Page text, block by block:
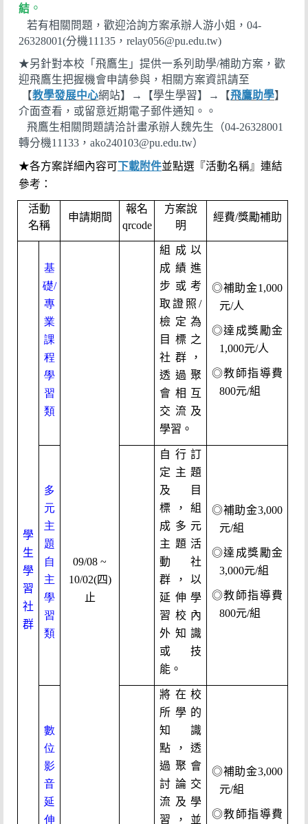
結 。
若有相關問題，歡迎洽詢方案承辦人游小姐，04-
26328001(分機11135，relay056@pu.edu.tw)
★另針對本校「飛鷹生」提供一系列助學/補助方案，歡
迎飛鷹生把握機會申請參與，相關方案資訊請至
【教學發展中心網站】→【學生學習】→【飛鷹助學】
介面查看，或留意近期電子郵件通知。 。
飛鷹生相關問題請洽計畫承辦人魏先生（04-26328001
轉分機11133，ako240103@pu.edu.tw）
★各方案詳細內容可下載附件並點選『活動名稱』連結
參考：
活動
名稱
申請期間
報名
qrcode
方案說
明
經費/獎勵補助
學
生
學
習
社
群
基
礎/
專
業
課
程
學
習
類
09/08 ~
10/02(四)
止
組成以
成績進
步或考
取證照/
檢定為
目標之
社群，
透過聚
會相互
交流及
學習。
◎補助金1,000
元/人
◎達成獎勵金
1,000元/人
◎教師指導費
800元/組
多
元
主
題
自
主
學
習
類
自行訂
定主題
及目
標，組
成多元
主題活
動社
群，以
延伸學
習校內
外知識
或技
能。
◎補助金3,000
元/組
◎達成獎勵金
3,000元/組
◎教師指導費
800元/組
數
位
影
音
延
伸
將在校
所學的
知識
點，透
過聚會
討論交
流及學
習，並
◎補助金3,000
元/組
◎教師指導費